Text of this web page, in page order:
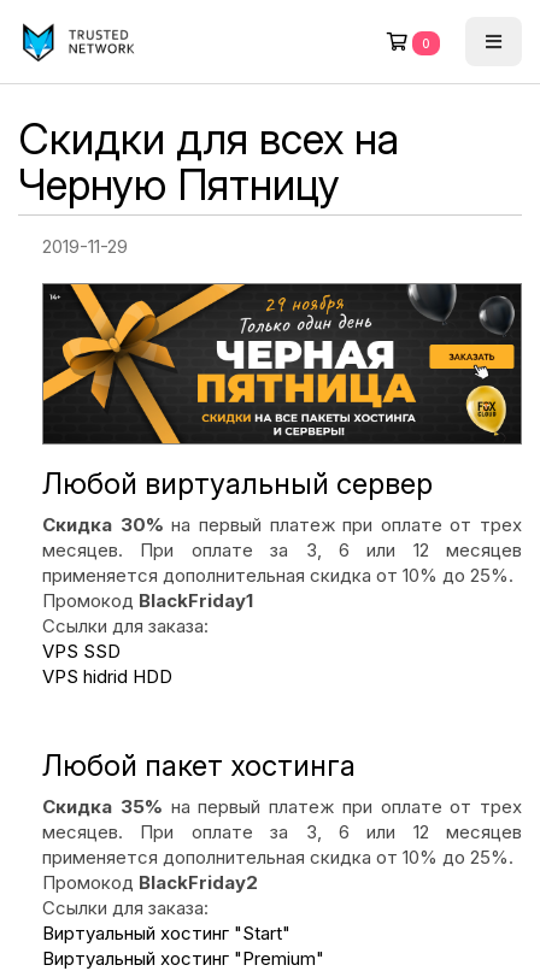
0
Скидки для всех на
Черную Пятницу
2019-11-29
Любой виртуальный сервер
Скидка 30% на первый платеж при оплате от трех
месяцев. При оплате за 3, 6 или 12 месяцев
применяется дополнительная скидка от 10% до 25%.
Промокод BlackFriday1
Ссылки для заказа:
VPS SSD
VPS hidrid HDD
Любой пакет хостинга
Скидка 35% на первый платеж при оплате от трех
месяцев. При оплате за 3, 6 или 12 месяцев
применяется дополнительная скидка от 10% до 25%.
Промокод BlackFriday2
Ссылки для заказа:
Виртуальный хостинг "Start"
Виртуальный хостинг "Premium"